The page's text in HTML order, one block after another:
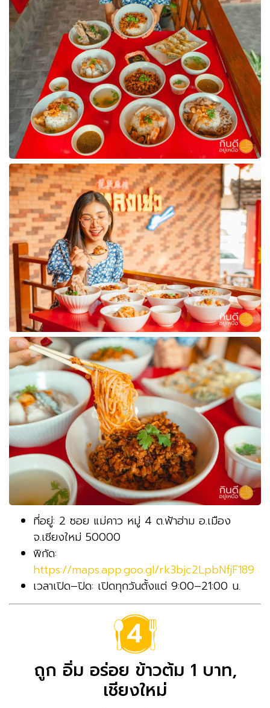
ที่อยู่: 2 ซอย แม่คาว หมู่ 4 ต.ฟ้าฮ่าม อ.เมือง
จ.เชียงใหม่ 50000
พิกัด:
https://maps.app.goo.gl/rk3bjc2LpbNfjF189
เวลาเปิด–ปิด: เปิดทุกวันตั้งแต่ 9:00–21:00 น.
ถูก อิ่ม อร่อย ข้าวต้ม 1 บาท,
เชียงใหม่